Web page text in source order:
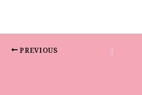
PREVIOUS